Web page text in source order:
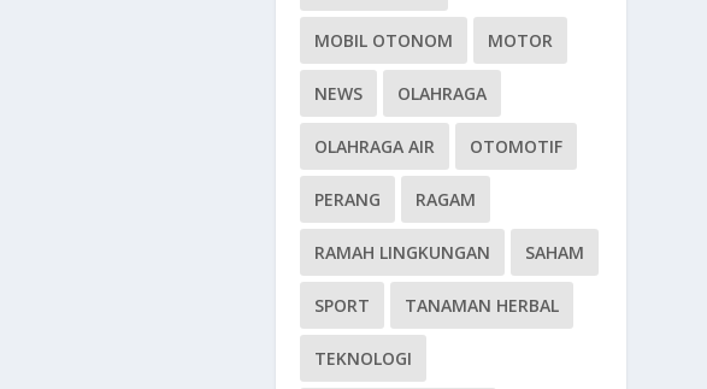
MOBIL OTONOM MOTOR
NEWS OLAHRAGA
OLAHRAGA AIR OTOMOTIF
PERANG RAGAM
RAMAH LINGKUNGAN SAHAM
SPORT TANAMAN HERBAL
TEKNOLOGI